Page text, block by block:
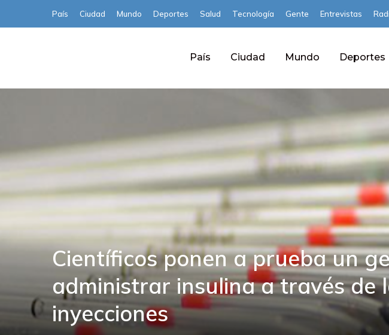
País Ciudad Mundo Deportes Salud Tecnología Gente Entrevistas
País Ciudad Mundo Deportes
Científicos ponen a prueba un
administrar insulina a través de
inyecciones